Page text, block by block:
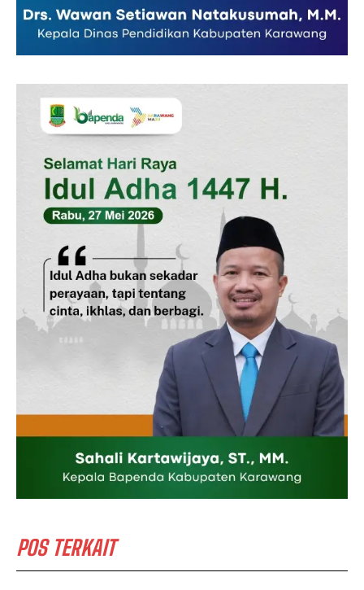
POS TERKAIT